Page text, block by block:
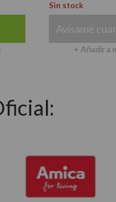
Sin stock
Avísame cuando
+ Añadir a mi lista